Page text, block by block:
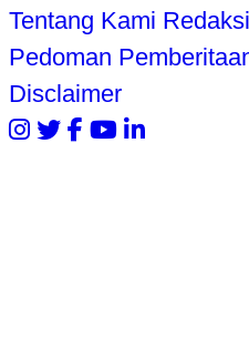
Tentang Kami Redaksi
Pedoman
Disclaimer